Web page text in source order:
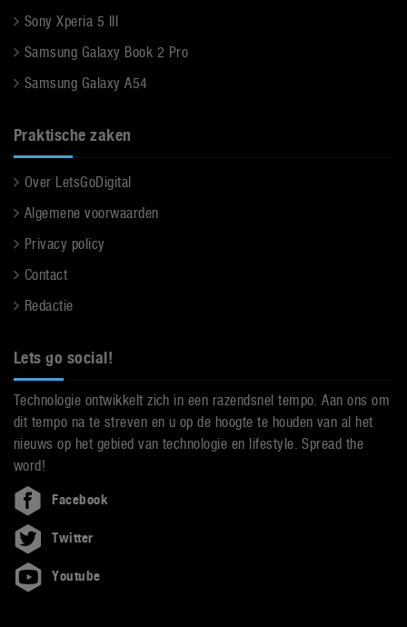
Sony Xperia 5 III
Samsung Galaxy Book 2 Pro
Samsung Galaxy A54
Praktische zaken
Over LetsGoDigital
Algemene voorwaarden
Privacy policy
Contact
Redactie
Lets go social!
Technologie ontwikkelt zich in een razendsnel tempo. Aan ons om
dit tempo na te streven en u op de hoogte te houden van al het
nieuws op het gebied van technologie en lifestyle. Spread the
word!
Facebook
Twitter
Youtube